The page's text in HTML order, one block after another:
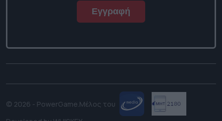
Εγγραφή
© 2026 - PowerGame. Μέλος του